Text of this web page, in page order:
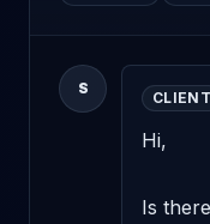
S
CLIENT
Hi,
Is